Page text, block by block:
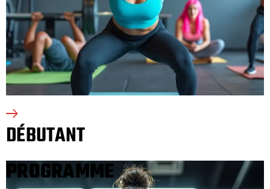
DÉBUTANT
PROGRAMME